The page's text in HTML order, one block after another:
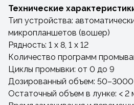
Технические
Тип устройства:
микропланшетов (вошер)
Рядность: 1 х 8, 1 х 12
Количество программ
Циклы промывки: от 0 до 9
Дозированный объем:
Остаточный объем в лунке: < 2